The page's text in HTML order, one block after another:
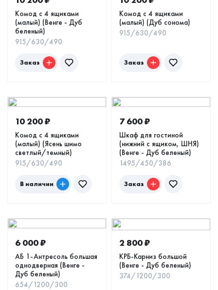
Комод с 4 ящиками
(малый) (Венге - Дуб
беленый)
915/630/490
Заказ
Комод с 4 ящиками
(малый) (Дуб сонома)
915/630/490
Заказ
10 200₽
Комод с 4 ящиками
(малый) (Ясень шимо
светлый/темный)
915/630/490
В наличии
7 600₽
Шкаф для гостиной
(нижний с ящиком, ШНЯ)
(Венге - Дуб беленый)
1495/450/386
Заказ
6 000₽
АБ 1-Антресоль большая
однодверная (Венге -
Дуб беленый)
654/1200/300
2 800₽
КРБ-Карниз большой
(Венге - Дуб беленый)
374/1200/300